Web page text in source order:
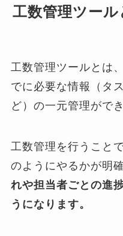
工数管理ツール
工数管理ツールとは
でに必要な情報（タ
ど）の一元管理がで
工数管理を行うこと
のようにやるかが明
れや担当者ごとの進
うになります。